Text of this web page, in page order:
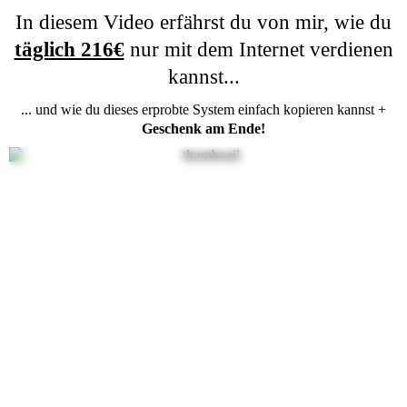
In diesem Video erfährst du von mir, wie du
täglich 216€ nur mit dem Internet verdienen
kannst...
... und wie du dieses erprobte System einfach kopieren kannst +
Geschenk am Ende!